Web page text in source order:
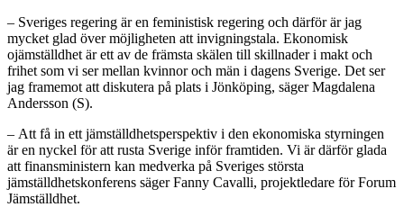
– Sveriges regering är en feministisk regering och därför är jag
mycket glad över möjligheten att invigningstala. Ekonomisk
ojämställdhet är ett av de främsta skälen till skillnader i makt och
frihet som vi ser mellan kvinnor och män i dagens Sverige. Det ser
jag framemot att diskutera på plats i Jönköping, säger Magdalena
Andersson (S).
– Att få in ett jämställdhetsperspektiv i den ekonomiska styrningen
är en nyckel för att rusta Sverige inför framtiden. Vi är därför glada
att finansministern kan medverka på Sveriges största
jämställdhetskonferens säger Fanny Cavalli, projektledare för Forum
Jämställdhet.